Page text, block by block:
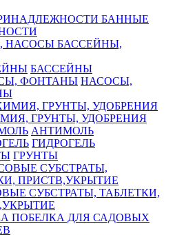
БАННЫЕ
БАССЕЙНЫ,
БАССЕЙНЫ
НАСОСЫ,
ГРУНТЫ, УДОБРЕНИЯ
АНТИМОЛЬ
ГИДРОГЕЛЬ
ГРУНТЫ
СУБСТРАТЫ, ТАБЛЕТКИ,